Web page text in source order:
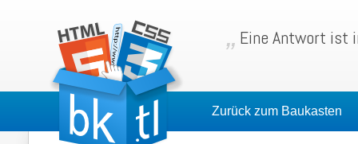
Eine Antwort ist
Zurück zum Baukasten